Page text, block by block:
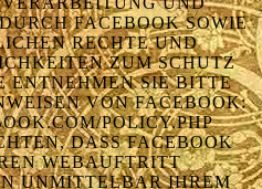
FACEBOOK SOWIE
RECHTE UND
ZUM SCHUTZ
ENTNEHMEN SIE BITTE
VON FACEBOOK:
POLICY.PHP
DASS FACEBOOK
WEBAUFTRITT
UNMITTELBAR IHREM